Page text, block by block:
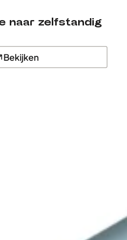
naar zelfstandig
Bekijken